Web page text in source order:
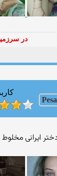
در
کاربر
ایرانی مخلوط